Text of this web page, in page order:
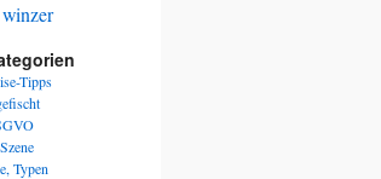
winzer
Tipps
Typen